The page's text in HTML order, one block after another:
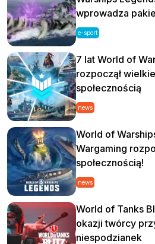
wprowadza
e-sport
7 lat World of
rozpoczął
społecznością
news
World of
Wargaming
społecznością!
news
World of Tanks
okazji twórcy
niespodzianek